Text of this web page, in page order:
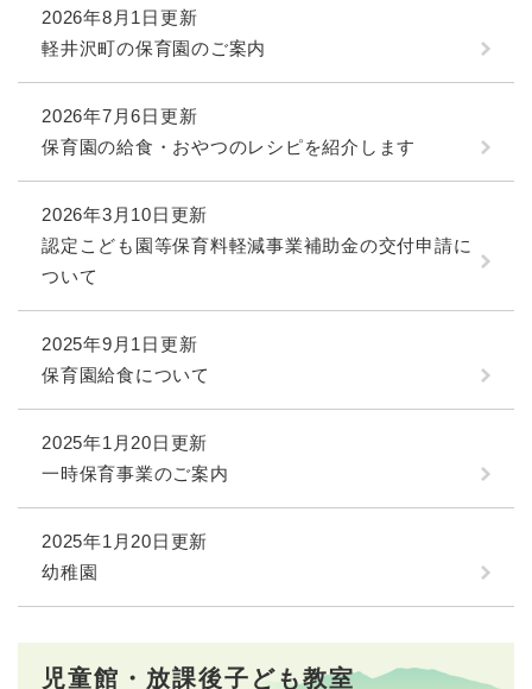
2026年8月1日更新
軽井沢町の保育園のご案内
2026年7月6日更新
保育園の給食・おやつのレシピを紹介します
2026年3月10日更新
認定こども園等保育料軽減事業補助金の交付申請に
ついて
2025年9月1日更新
保育園給食について
2025年1月20日更新
一時保育事業のご案内
2025年1月20日更新
幼稚園
児童館・放課後子ども教室